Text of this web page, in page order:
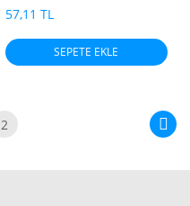
57,11 TL
SEPETE EKLE
2